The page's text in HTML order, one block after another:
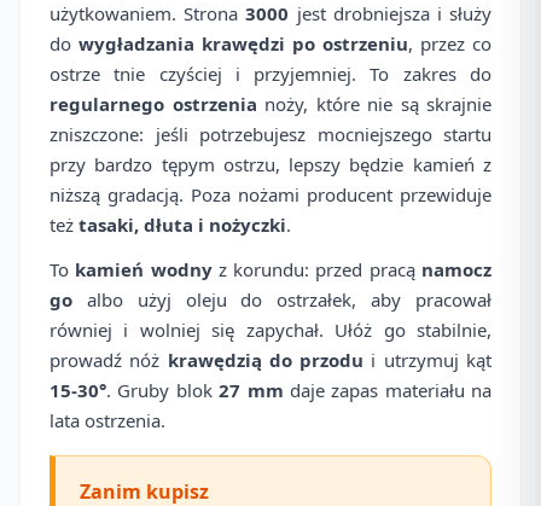
użytkowaniem. Strona3000 jest drobniejsza i służy
do wygładzania krawędzi po ostrzeniu, przez co
ostrze tnie czyściej i przyjemniej. To zakres do
regularnego ostrzenia noży, które nie są skrajnie
zniszczone: jeśli potrzebujesz mocniejszego startu
przy bardzo tępym ostrzu, lepszy będzie kamień z
niższą gradacją. Poza nożami producent przewiduje
też tasaki, dłuta i nożyczki.
To kamień wodnyz korundu: przed pracą namocz
go albo użyj oleju do ostrzałek, aby pracował
równiej i wolniej się zapychał. Ułóż go stabilnie,
prowadź nóż krawędzią do przodu i utrzymuj kąt
15-30°. Gruby blok27 mm daje zapas materiału na
lata ostrzenia.
Zanim kupisz